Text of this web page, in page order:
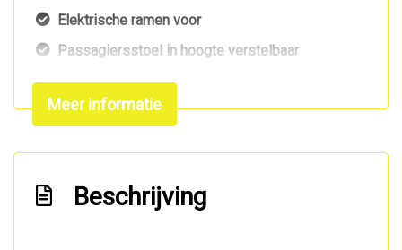
Elektrische ramen voor
Passagiersstoel in hoogte verstelbaar
Stuur verstelbaar
Stuurbekrachtiging snelheidsafhankelijk
Overige
Meer informatie
Beschrijving